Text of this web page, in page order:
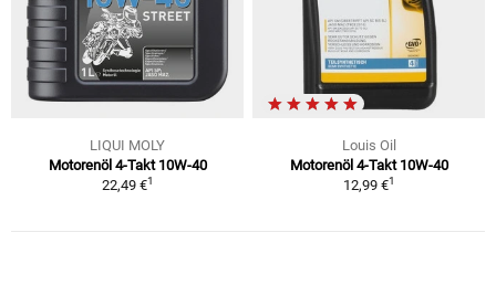
LIQUI MOLY
Motorenöl 4-Takt 10W-40
22,49 €1
Louis Oil
Motorenöl 4-Takt 10W-40
12,99 €1